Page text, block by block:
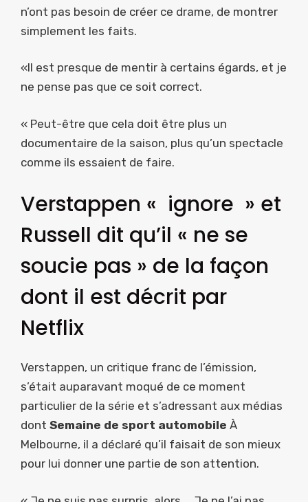
n’ont pas besoin de créer ce drame, de montrer
simplement les faits.
«Il est presque de mentir à certains égards, et je
ne pense pas que ce soit correct.
« Peut-être que cela doit être plus un
documentaire de la saison, plus qu’un spectacle
comme ils essaient de faire.
Verstappen « ignore » et
Russell dit qu’il « ne se
soucie pas » de la façon
dont il est décrit par
Netflix
Verstappen, un critique franc de l’émission,
s’était auparavant moqué de ce moment
particulier de la série et s’adressant aux médias
dont Semaine de sport automobile À
Melbourne, il a déclaré qu’il faisait de son mieux
pour lui donner une partie de son attention.